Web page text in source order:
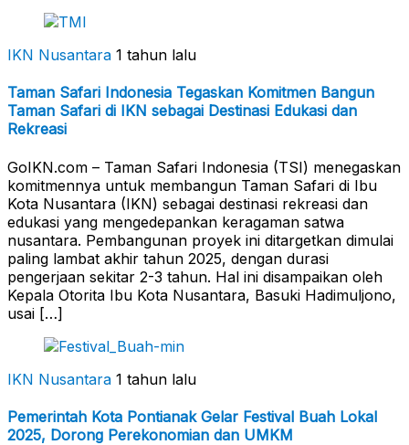
IKN Nusantara 1 tahun lalu
Taman Safari Indonesia Tegaskan Komitmen Bangun
Taman Safari di IKN sebagai Destinasi Edukasi dan
Rekreasi
GoIKN.com – Taman Safari Indonesia (TSI) menegaskan
komitmennya untuk membangun Taman Safari di Ibu
Kota Nusantara (IKN) sebagai destinasi rekreasi dan
edukasi yang mengedepankan keragaman satwa
nusantara. Pembangunan proyek ini ditargetkan dimulai
paling lambat akhir tahun 2025, dengan durasi
pengerjaan sekitar 2-3 tahun. Hal ini disampaikan oleh
Kepala Otorita Ibu Kota Nusantara, Basuki Hadimuljono,
usai […]
IKN Nusantara 1 tahun lalu
Pemerintah Kota Pontianak Gelar Festival Buah Lokal
2025, Dorong Perekonomian dan UMKM